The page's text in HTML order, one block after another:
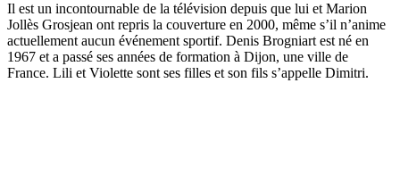
Il est un incontournable de la télévision depuis que lui et Marion
Jollès Grosjean ont repris la couverture en 2000, même s’il n’anime
actuellement aucun événement sportif. Denis Brogniart est né en
1967 et a passé ses années de formation à Dijon, une ville de
France. Lili et Violette sont ses filles et son fils s’appelle Dimitri.